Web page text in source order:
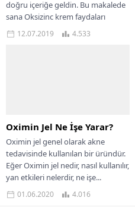
doğru içeriğe geldin. Bu makalede
sana Oksizinc krem faydaları
hakkında...
12.07.2019 4.533
Oximin Jel Ne İşe Yarar?
Oximin jel genel olarak akne
tedavisinde kullanılan bir üründür.
Eğer Oximin jel nedir, nasıl kullanılır,
yan etkileri nelerdir, ne işe...
01.06.2020 4.016